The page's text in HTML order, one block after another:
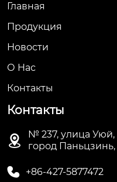
Главная
Продукция
Новости
О Hас
Контакты
Контакты

№ 237, улица
город
 +86-427-5877472